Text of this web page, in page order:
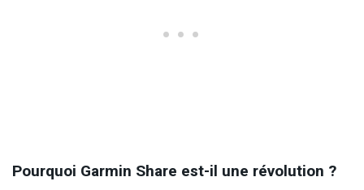
Pourquoi Garmin Share est-il une révolution ?